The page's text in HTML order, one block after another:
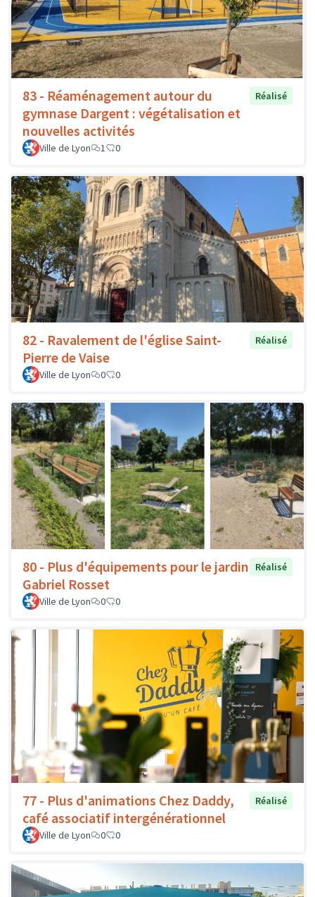
83 - Réaménagement autour du
gymnase Dargent : végétalisation et
nouvelles activités
Réalisé
Ville de Lyon 1 0
82 - Ravalement de l'église Saint-
Pierre de Vaise
Réalisé
Ville de Lyon 0 0
80 - Plus d'équipements pour le jardin
Gabriel Rosset
Réalisé
Ville de Lyon 0 0
77 - Plus d'animations Chez Daddy,
café associatif intergénérationnel
Réalisé
Ville de Lyon 0 0